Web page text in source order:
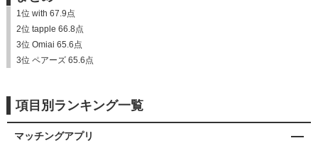
1位 with 67.9点
2位 tapple 66.8点
3位 Omiai 65.6点
3位 ペアーズ 65.6点
項目別ランキング一覧
マッチングアプリ